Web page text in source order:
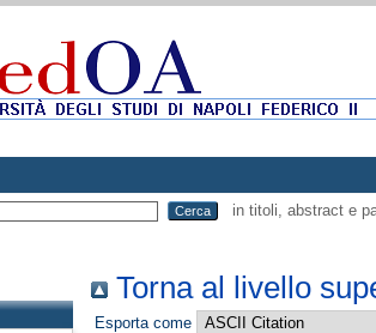
in titoli, abstract e
Torna al livello
Esporta come